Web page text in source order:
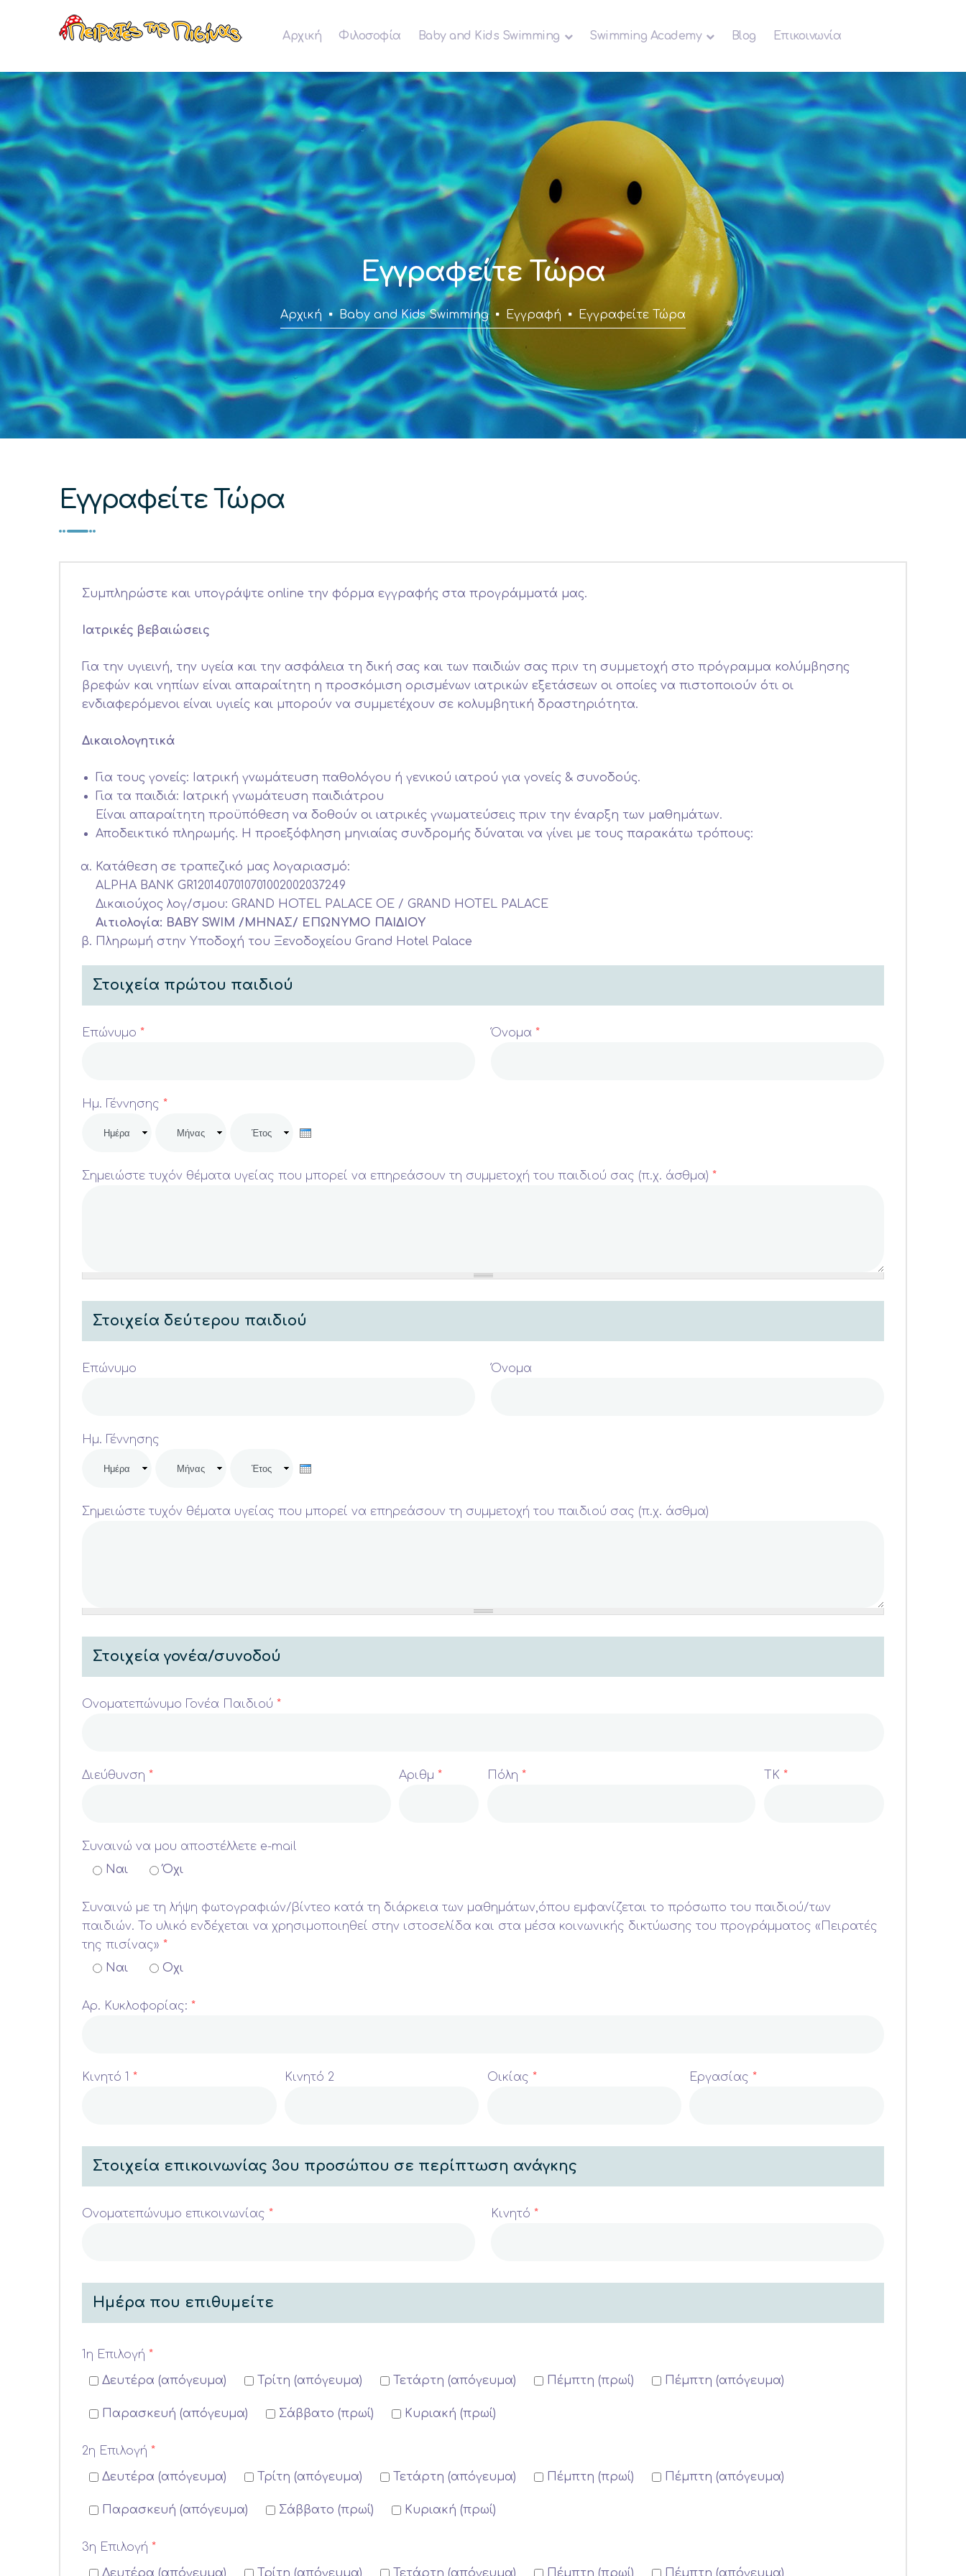
προς το
Αρχική Φιλοσοφία Baby and Κids Swimming Swimming Academy Blog Επικοινωνία
Αρχική Baby and Κids Swimming Εγγραφή Εγγραφείτε Τώρα
Εγγραφείτε Τώρα
Εγγραφείτε Τώρα
Συμπληρώστε και υπογράψτε online την φόρμα εγγραφής στα προγράμματά μας.
Ιατρικές βεβαιώσεις
Για την υγιεινή, την υγεία και την ασφάλεια τη δική σας και των παιδιών σας πριν τη συμμετοχή στο πρόγραμμα κολύμβησης
βρεφών και νηπίων είναι απαραίτητη η προσκόμιση ορισμένων ιατρικών εξετάσεων οι οποίες να πιστοποιούν ότι οι
ενδιαφερόμενοι είναι υγιείς και μπορούν να συμμετέχουν σε κολυμβητική δραστηριότητα.
Δικαιολογητικά
Για τους γονείς: Ιατρική γνωμάτευση παθολόγου ή γενικού ιατρού για γονείς & συνοδούς.
Για τα παιδιά: Ιατρική γνωμάτευση παιδιάτρου
Είναι απαραίτητη προϋπόθεση να δοθούν οι ιατρικές γνωματεύσεις πριν την έναρξη των μαθημάτων.
Αποδεικτικό πληρωμής. Η προεξόφληση μηνιαίας συνδρομής δύναται να γίνει με τους παρακάτω τρόπους:
Κατάθεση σε τραπεζικό μας λογαριασμό:
ALPHA BANK GR1201407010701002002037249
Δικαιούχος λογ/σμου: GRAND HOTEL PALACE ΟΕ / GRAND HOTEL PALACE
Αιτιολογία: BABY SWIM /MHNAΣ/ ΕΠΩΝΥΜΟ ΠΑΙΔΙΟΥ
Πληρωμή στην Υποδοχή του Ξενοδοχείου Grand Hotel Palace
Στοιχεία πρώτου παιδιού
Επώνυμο * Όνομα *
Ημ. Γέννησης *
Σημειώστε τυχόν θέματα υγείας που μπορεί να επηρεάσουν τη συμμετοχή του παιδιού σας (π.χ. άσθμα) *
Στοιχεία δεύτερου παιδιού
Επώνυμο Όνομα
Ημ. Γέννησης
Σημειώστε τυχόν θέματα υγείας που μπορεί να επηρεάσουν τη συμμετοχή του παιδιού σας (π.χ. άσθμα)
Στοιχεία γονέα/συνοδού
Ονοματεπώνυμο Γονέα Παιδιού *
Διεύθυνση * Αριθμ * Πόλη * ΤΚ *
Συναινώ να μου αποστέλλετε e-mail
Ναι
Όχι
Συναινώ με τη λήψη φωτογραφιών/βίντεο κατά τη διάρκεια των μαθημάτων,όπου εμφανίζεται το πρόσωπο του παιδιού/των
παιδιών. Το υλικό ενδέχεται να χρησιμοποιηθεί στην ιστοσελίδα και στα μέσα κοινωνικής δικτύωσης του προγράμματος «Πειρατές
της πισίνας» *
Ναι
Οχι
Αρ. Κυκλοφορίας: *
Κινητό 1 * Κινητό 2 Οικίας * Εργασίας *
Στοιχεία επικοινωνίας 3ου προσώπου σε περίπτωση ανάγκης
Ονοματεπώνυμο επικοινωνίας * Κινητό *
Ημέρα που επιθυμείτε
1η Επιλογή *
Δευτέρα (απόγευμα)
Τρίτη (απόγευμα) Τετάρτη (απόγευμα) Πέμπτη (πρωί) Πέμπτη (απόγευμα)
Παρασκευή (απόγευμα) Σάββατο (πρωί) Κυριακή (πρωί)
2η Επιλογή *
Δευτέρα (απόγευμα)
Τρίτη (απόγευμα) Τετάρτη (απόγευμα) Πέμπτη (πρωί) Πέμπτη (απόγευμα)
Παρασκευή (απόγευμα) Σάββατο (πρωί) Κυριακή (πρωί)
3η Επιλογή *
Δευτέρα (απόγευμα)
Τρίτη (απόγευμα) Τετάρτη (απόγευμα) Πέμπτη (πρωί) Πέμπτη (απόγευμα)